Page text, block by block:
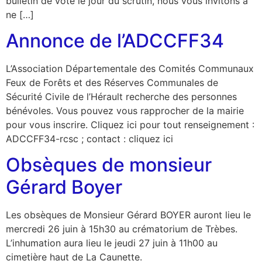
ne […]
Annonce de l’ADCCFF34
L’Association Départementale des Comités Communaux
Feux de Forêts et des Réserves Communales de
Sécurité Civile de l’Hérault recherche des personnes
bénévoles. Vous pouvez vous rapprocher de la mairie
pour vous inscrire. Cliquez ici pour tout renseignement :
ADCCFF34-rcsc ; contact : cliquez ici
Obsèques de monsieur
Gérard Boyer
Les obsèques de Monsieur Gérard BOYER auront lieu le
mercredi 26 juin à 15h30 au crématorium de Trèbes.
L’inhumation aura lieu le jeudi 27 juin à 11h00 au
cimetière haut de La Caunette.